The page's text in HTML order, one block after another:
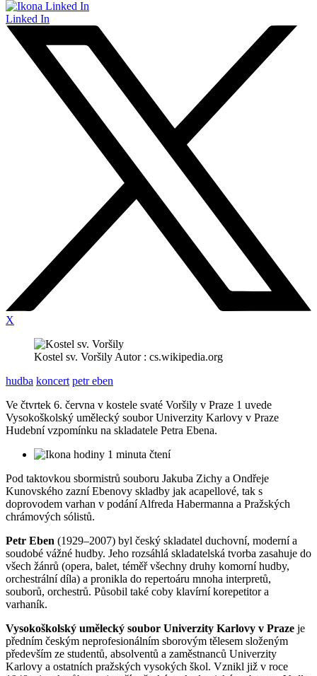
Linked In
X
Kostel sv. Voršily Autor : cs.wikipedia.org
hudba koncert petr eben
Ve čtvrtek 6. června v kostele svaté Voršily v Praze 1 uvede
Vysokoškolský umělecký soubor Univerzity Karlovy v Praze
Hudební vzpomínku na skladatele Petra Ebena.
1 minuta čtení
Pod taktovkou sbormistrů souboru Jakuba Zichy a Ondřeje
Kunovského zazní Ebenovy skladby jak acapellové, tak s
doprovodem varhan v podání Alfreda Habermanna a Pražských
chrámových sólistů.
Petr Eben (1929–2007) byl český skladatel duchovní, moderní a
soudobé vážné hudby. Jeho rozsáhlá skladatelská tvorba zasahuje do
všech žánrů (opera, balet, téměř všechny druhy komorní hudby,
orchestrální díla) a pronikla do repertoáru mnoha interpretů,
souborů, orchestrů. Působil také coby klavírní korepetitor a
varhaník.
Vysokoškolský umělecký soubor Univerzity Karlovy v Praze je
předním českým neprofesionálním sborovým tělesem složeným
především ze studentů, absolventů a zaměstnanců Univerzity
Karlovy a ostatních pražských vysokých škol. Vznikl již v roce